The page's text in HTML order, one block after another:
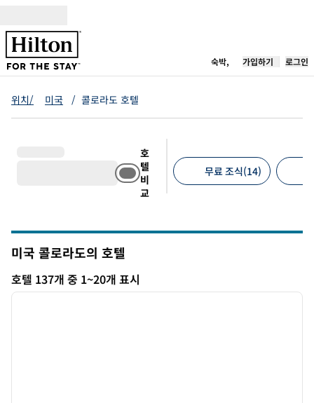
숙박, 새 탭 열림
가입하기 로그인
위치/ 미국 / 콜로라도 호텔
호
텔
비
교
무료 조식(14)
미국 콜로라도의 호텔
호텔 137개 중 1~20개 표시
호텔 137개 표시
1/12
다음